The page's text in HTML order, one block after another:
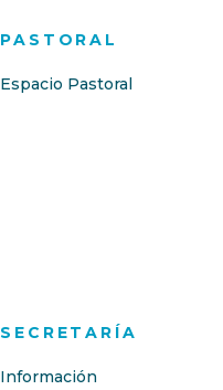
PASTORAL
Espacio Pastoral
SECRETARÍA
Información